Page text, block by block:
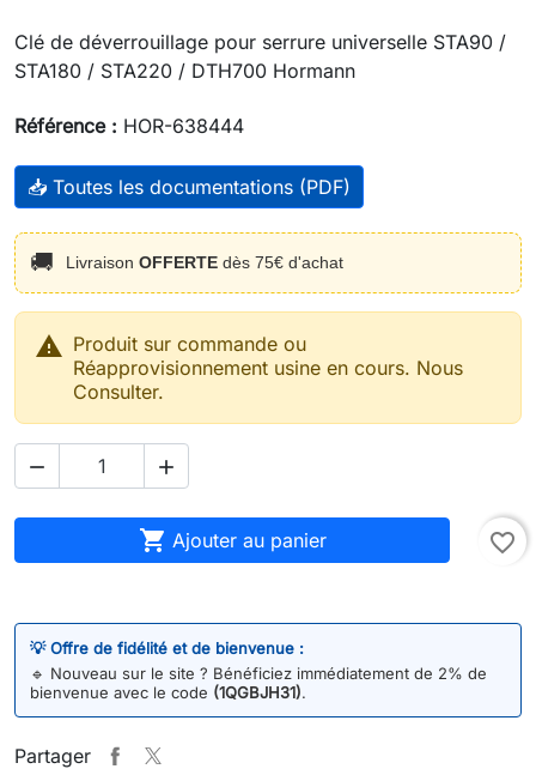
Clé de déverrouillage pour serrure universelle STA90 /
STA180 / STA220 / DTH700 Hormann
Référence : HOR-638444
📥 Toutes les documentations (PDF)
🚚 Livraison OFFERTE dès 75€ d'achat
 Produit sur commande ou
Réapprovisionnement usine en cours. Nous
Consulter.
 
 Ajouter au panier favorite_border
💡 Offre de fidélité et de bienvenue :
🔹 Nouveau sur le site ? Bénéficiez immédiatement de 2% de
bienvenue avec le code (1QGBJH31).
Partager